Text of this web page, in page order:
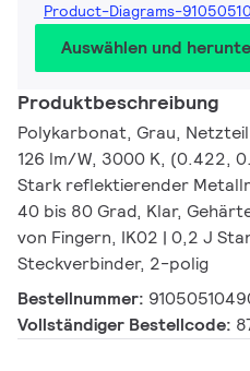
Product-Diagrams-
Auswählen und
Produktbeschreibung
Polykarbonat, Grau, Netzteil
126 lm/W, 3000 K, (0.422,
Stark reflektierender
40 bis 80 Grad, Klar,
von Fingern, IK02 | 0,2 J
Steckverbinder, 2-polig
Bestellnummer:
Vollständiger Bestellcode: